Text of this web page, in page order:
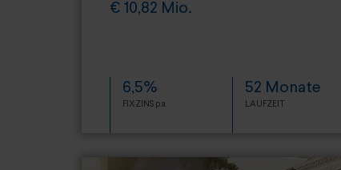
€ 10,82 Mio.
6,5%
FIXZINS p.a.
52 Monate
LAUFZEIT